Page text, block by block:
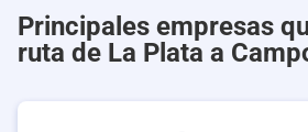
Principales empresas
ruta de La Plata a